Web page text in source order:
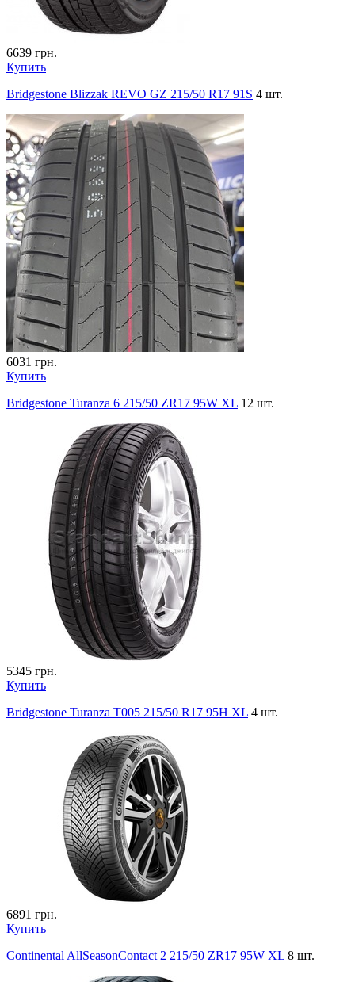
6639 грн.
Купить
Bridgestone Blizzak REVO GZ 215/50 R17 91S 4 шт.
6031 грн.
Купить
Bridgestone Turanza 6 215/50 ZR17 95W XL 12 шт.
5345 грн.
Купить
Bridgestone Turanza T005 215/50 R17 95H XL 4 шт.
6891 грн.
Купить
Continental AllSeasonContact 2 215/50 ZR17 95W XL 8 шт.